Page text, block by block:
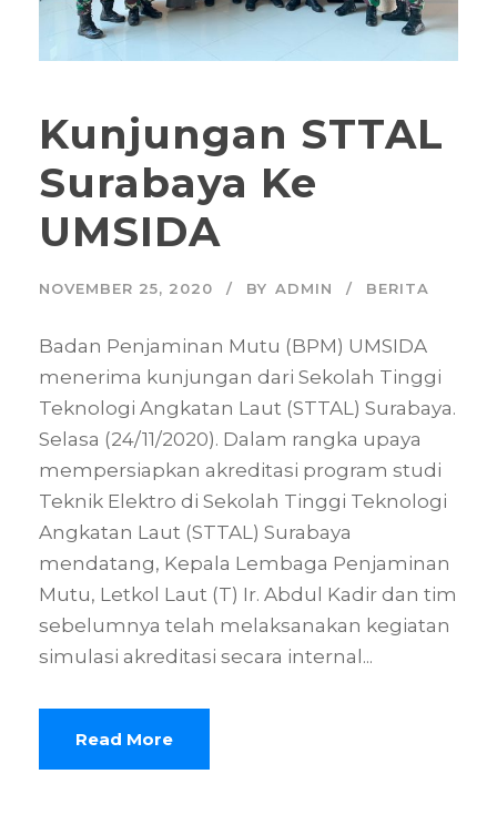
Kunjungan STTAL
Surabaya Ke
UMSIDA
NOVEMBER 25, 2020 BY ADMIN BERITA
Badan Penjaminan Mutu (BPM) UMSIDA
menerima kunjungan dari Sekolah Tinggi
Teknologi Angkatan Laut (STTAL) Surabaya.
Selasa (24/11/2020). Dalam rangka upaya
mempersiapkan akreditasi program studi
Teknik Elektro di Sekolah Tinggi Teknologi
Angkatan Laut (STTAL) Surabaya
mendatang, Kepala Lembaga Penjaminan
Mutu, Letkol Laut (T) Ir. Abdul Kadir dan tim
sebelumnya telah melaksanakan kegiatan
simulasi akreditasi secara internal...
Read More